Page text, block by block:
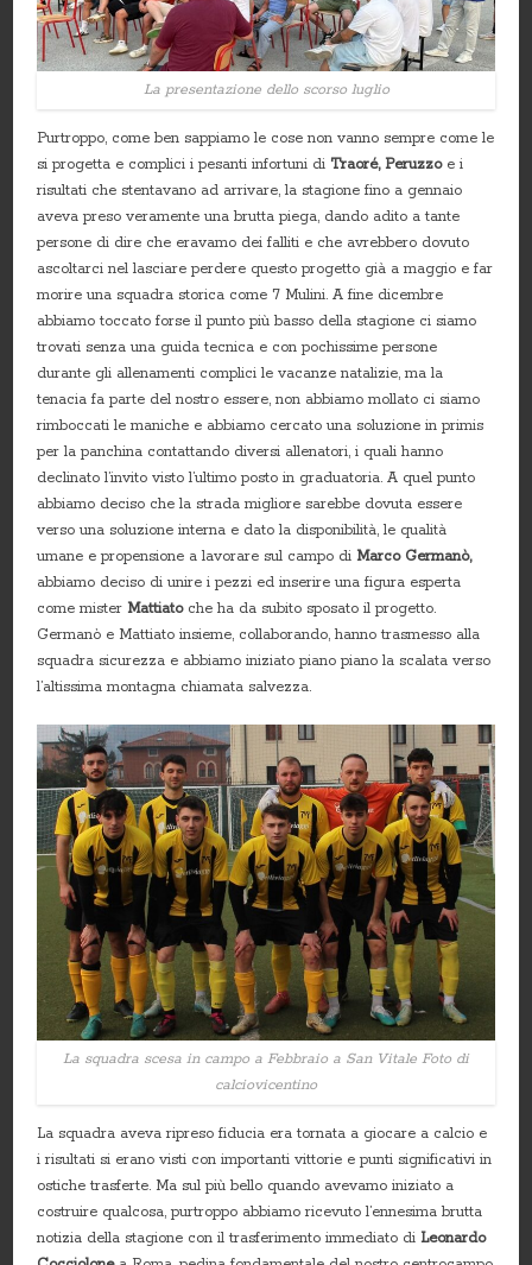
La presentazione dello scorso luglio
Purtroppo, come ben sappiamo le cose non vanno sempre come le
si progetta e complici i pesanti infortuni di Traoré, Peruzzoe i
risultati che stentavano ad arrivare, la stagione fino a gennaio
aveva preso veramente una brutta piega, dando adito a tante
persone di dire che eravamo dei falliti e che avrebbero dovuto
ascoltarci nel lasciare perdere questo progetto già a maggio e far
morire una squadra storica come 7 Mulini. A fine dicembre
abbiamo toccato forse il punto più basso della stagione ci siamo
trovati senza una guida tecnica e con pochissime persone
durante gli allenamenti complici le vacanze natalizie, ma la
tenacia fa parte del nostro essere, non abbiamo mollato ci siamo
rimboccati le maniche e abbiamo cercato una soluzione in primis
per la panchina contattando diversi allenatori, i quali hanno
declinato l’invito visto l’ultimo posto in graduatoria. A quel punto
abbiamo deciso che la strada migliore sarebbe dovuta essere
verso una soluzione interna e dato la disponibilità, le qualità
umane e propensione a lavorare sul campo diMarco Germanò,
abbiamo deciso di unire i pezzi ed inserire una figura esperta
come misterMattiatoche ha da subito sposato il progetto.
Germanò e Mattiato insieme, collaborando, hanno trasmesso alla
squadra sicurezza e abbiamo iniziato piano piano la scalata verso
l’altissima montagna chiamata salvezza.
La squadra scesa in campo a Febbraio a San Vitale Foto di
calciovicentino
La squadra aveva ripreso fiducia era tornata a giocare a calcio e
i risultati si erano visti con importanti vittorie e punti significativi in
ostiche trasferte. Ma sul più bello quando avevamo iniziato a
costruire qualcosa, purtroppo abbiamo ricevuto l’ennesima brutta
notizia della stagione con il trasferimento immediato diLeonardo